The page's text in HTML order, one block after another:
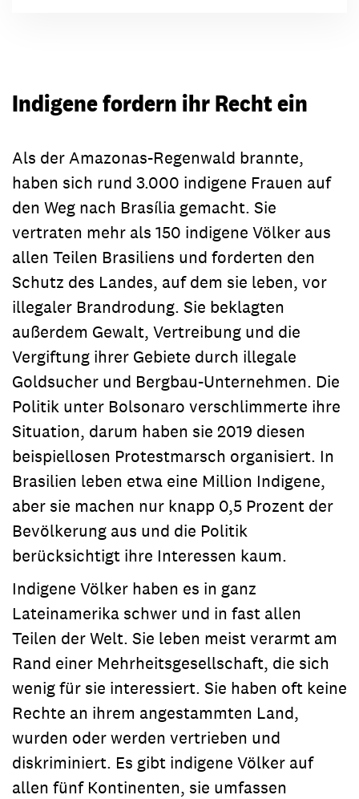
Indigene fordern ihr Recht ein
Als der Amazonas-Regenwald brannte,
haben sich rund 3.000 indigene Frauen auf
den Weg nach Brasília gemacht. Sie
vertraten mehr als 150 indigene Völker aus
allen Teilen Brasiliens und forderten den
Schutz des Landes, auf dem sie leben, vor
illegaler Brandrodung. Sie beklagten
außerdem Gewalt, Vertreibung und die
Vergiftung ihrer Gebiete durch illegale
Goldsucher und Bergbau-Unternehmen. Die
Politik unter Bolsonaro verschlimmerte ihre
Situation, darum haben sie 2019 diesen
beispiellosen Protestmarsch organisiert. In
Brasilien leben etwa eine Million Indigene,
aber sie machen nur knapp 0,5 Prozent der
Bevölkerung aus und die Politik
berücksichtigt ihre Interessen kaum.
Indigene Völker haben es in ganz
Lateinamerika schwer und in fast allen
Teilen der Welt. Sie leben meist verarmt am
Rand einer Mehrheitsgesellschaft, die sich
wenig für sie interessiert. Sie haben oft keine
Rechte an ihrem angestammten Land,
wurden oder werden vertrieben und
diskriminiert. Es gibt indigene Völker auf
allen fünf Kontinenten, sie umfassen